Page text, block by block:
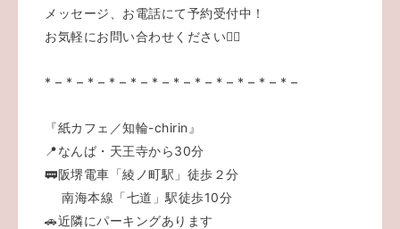
メッセージ、 お電話にて予約受付中！
お気軽にお問い合わせください💁‍♀️
* – * – * – * – * – * – * – * – * – * – * – * –
『紙カフェ／知輪-chirin』
📍なんば・天王寺から30分
🚃阪堺電車「綾ノ町駅」徒歩２分
南海本線「七道」駅徒歩10分
🚗近隣にパーキングあります